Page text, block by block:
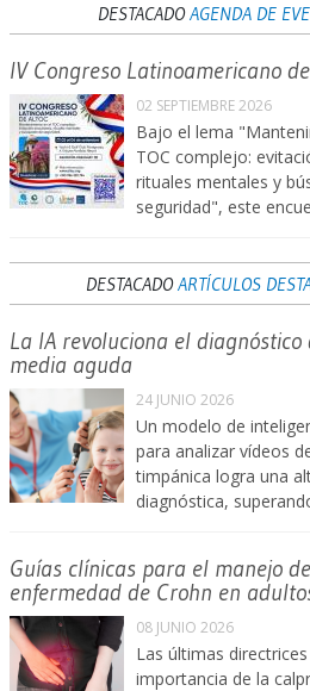
DESTACADOAGENDA DE
IV Congreso Latinoamericano de
02 SEPTIEMBRE 2026
Bajo el lema
TOC complejo:
rituales mentales y
seguridad", este
DESTACADOARTÍCULOS
La IA revoluciona el diagnóstico
media aguda
24 JUNIO 2026
Un modelo de
para analizar vídeos
timpánica logra una
diagnóstica,
Guías clínicas para el manejo
enfermedad de Crohn en
08 JUNIO 2026
Las últimas
importancia de la